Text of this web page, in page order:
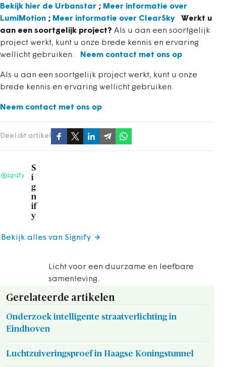
Bekijk hier de Urbanstar ; Meer informatie over
LumiMotion ; Meer informatie over ClearSky
Werkt u
aan een soortgelijk project? Als u aan een soortgelijk
project werkt, kunt u onze brede kennis en ervaring
wellicht gebruiken.
Neem contact met ons op
Als u aan een soortgelijk project werkt, kunt u onze
brede kennis en ervaring wellicht gebruiken.
Neem contact met ons op
Deel dit artikel
S
i
g
n
if
y
Licht voor een duurzame en leefbare
samenleving.
Bekijk alles van Signify
Gerelateerde artikelen
Onderzoek intelligente straatverlichting in
Eindhoven
Luchtzuiveringsproef in Haagse Koningstunnel